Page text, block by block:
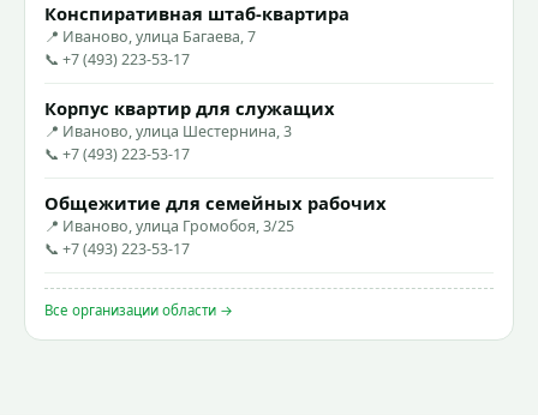
Конспиративная штаб-квартира
📍 Иваново, улица Багаева, 7
📞 +7 (493) 223-53-17
Корпус квартир для служащих
📍 Иваново, улица Шестернина, 3
📞 +7 (493) 223-53-17
Общежитие для семейных рабочих
📍 Иваново, улица Громобоя, 3/25
📞 +7 (493) 223-53-17
Все организации области →